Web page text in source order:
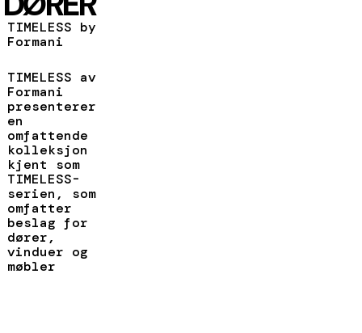
TIMELESS by
Formani
TIMELESS av
Formani
presenterer
en
omfattende
kolleksjon
kjent som
TIMELESS-
serien, som
omfatter
beslag for
dører,
vinduer og
møbler